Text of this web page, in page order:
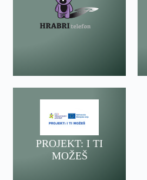
PROJEKT: I TI
MOŽEŠ